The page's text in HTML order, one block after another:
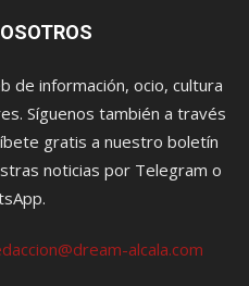
de información, ocio, cultura
Síguenos también a través
gratis a nuestro boletín
noticias por Telegram o
alcala.com